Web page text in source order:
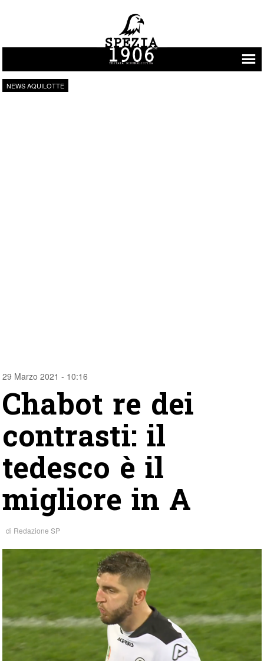
Vai al contenuto
NEWS AQUILOTTE
29 Marzo 2021 - 10:16
Chabot re dei
contrasti: il
tedesco è il
migliore in A
di Redazione SP